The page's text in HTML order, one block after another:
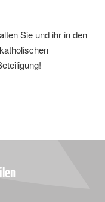
Sie und ihr in den